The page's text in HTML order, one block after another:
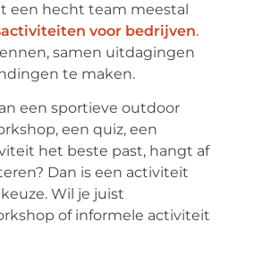
een hecht team meestal
voor bedrijven.
samen uitdagingen
te maken.
een sportieve outdoor
een quiz, een
het beste past, hangt af
Dan is een activiteit
Wil je juist
of informele activiteit